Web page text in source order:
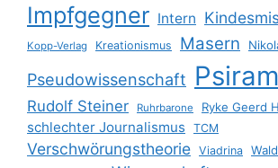
Impfgegner Intern
Kopp-Verlag Kreationismus Masern
Pseudowissenschaft
Rudolf Steiner Ruhrbarone Ryke Geerd
schlechter Journalismus TCM
Verschwörungstheorie Viadrina